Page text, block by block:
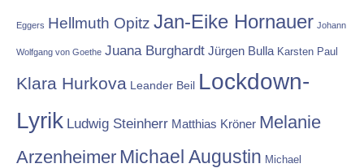
Eggers Hellmuth Opitz Jan-Eike Hornauer Johann
Wolfgang von Goethe Juana Burghardt Jürgen Bulla Karsten Paul
Klara Hurkova Leander Beil Lockdown-
Lyrik Ludwig Steinherr Matthias Kröner Melanie
Arzenheimer Michael Augustin Michael